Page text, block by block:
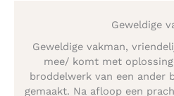
Geweldige
Geweldige vakman,
mee/ komt met
broddelwerk van een ander
gemaakt. Na afloop een